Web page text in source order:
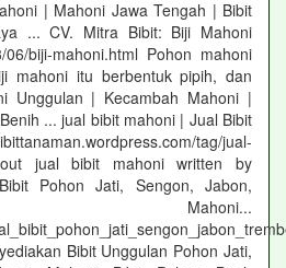
| Mahoni Jawa Tengah | Bibit
... CV. Mitra Bibit: Biji Mahoni
06/biji-mahoni.html Pohon mahoni
mahoni itu berbentuk pipih, dan
Unggulan | Kecambah Mahoni |
... jual bibit mahoni | Jual Bibit
tag/jual-
jual bibit mahoni written by
Pohon Jati, Sengon, Jabon,
Mahoni...
Bibit Unggulan Pohon Jati,